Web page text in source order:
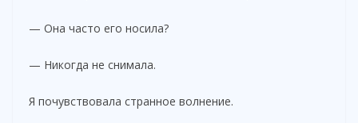
— Она часто его носила?
— Никогда не снимала.
Я почувствовала странное волнение.